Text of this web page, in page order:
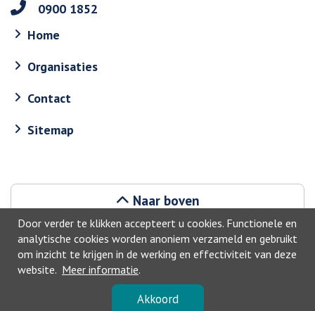
Door verder te klikken accepteert u cookies. Functionele en
analytische cookies worden anoniem verzameld en gebruikt
om inzicht te krijgen in de werking en effectiviteit van deze
website. Meer informatie.
Akkoord
0900 1852
Home
Organisaties
Contact
Sitemap
Naar boven
©2026, Haarlemmermeer
Privacyverklaring